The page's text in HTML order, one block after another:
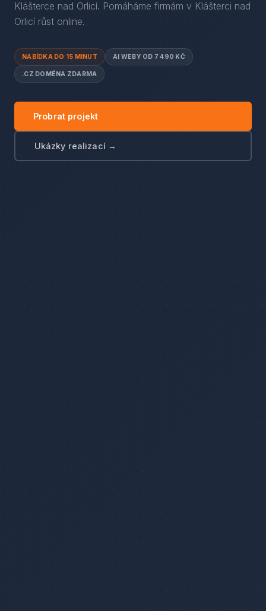
Klášterce nad Orlicí. Pomáháme firmám v Klášterci nad
Orlicí růst online.
NABÍDKA DO 15 MINUT AI WEBY OD 7 490 KČ
.CZ DOMÉNA ZDARMA
Probrat projekt
Ukázky realizací →